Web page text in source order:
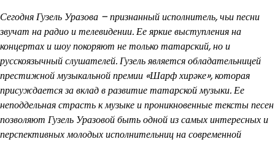
Сегодня Гузель Уразова – признанный исполнитель, чьи песни
звучат на радио и телевидении. Ее яркие выступления на
концертах и шоу покоряют не только татарский, но и
русскоязычный слушателей. Гузель является обладательницей
престижной музыкальной премии «Шарф хирәке», которая
присуждается за вклад в развитие татарской музыки. Ее
неподдельная страсть к музыке и проникновенные тексты песен
позволяют Гузель Уразовой быть одной из самых интересных и
перспективных молодых исполнительниц на современной